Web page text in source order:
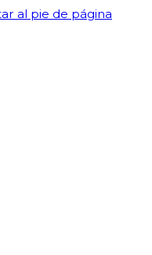
al pie de página